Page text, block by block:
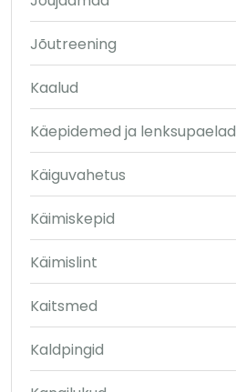
Jõutreening
Kaalud
Käepidemed ja lenksupaelad
Käiguvahetus
Käimiskepid
Käimislint
Kaitsmed
Kaldpingid